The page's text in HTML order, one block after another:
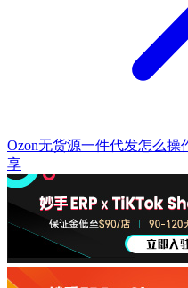
Ozon无货源一件代发怎么操
享